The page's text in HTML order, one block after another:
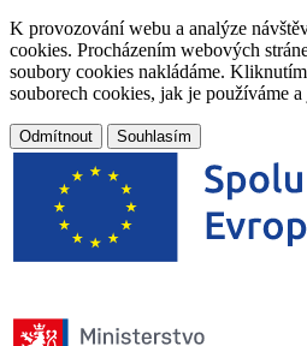
K provozování webu a analýze
cookies. Procházením webových
soubory cookies nakládáme.
souborech cookies, jak je používáme
Odmítnout Souhlasím